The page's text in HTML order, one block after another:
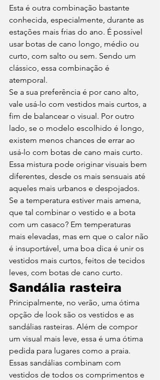
Esta é outra combinação bastante
conhecida, especialmente, durante as
estações mais frias do ano. É possível
usar botas de cano longo, médio ou
curto, com salto ou sem. Sendo um
clássico, essa combinação é
atemporal.
Se a sua preferência é por cano alto,
vale usá-lo com vestidos mais curtos, a
fim de balancear o visual. Por outro
lado, se o modelo escolhido é longo,
existem menos chances de errar ao
usá-lo com botas de cano mais curto.
Essa mistura pode originar visuais bem
diferentes, desde os mais sensuais até
aqueles mais urbanos e despojados.
Se a temperatura estiver mais amena,
que tal combinar o vestido e a bota
com um casaco? Em temperaturas
mais elevadas, mas em que o calor não
é insuportável, uma boa dica é unir os
vestidos mais curtos, feitos de tecidos
leves, com botas de cano curto.
Sandália rasteira
Principalmente, no verão, uma ótima
opção de look são os vestidos e as
sandálias rasteiras. Além de compor
um visual mais leve, essa é uma ótima
pedida para lugares como a praia.
Essas sandálias combinam com
vestidos de todos os comprimentos e